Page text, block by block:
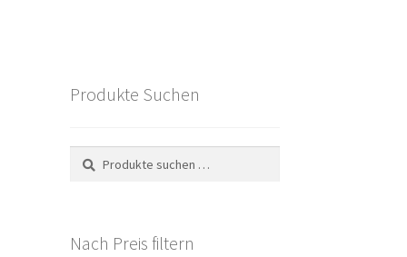
Produkte Suchen
Suchen
nach:
Suchen
Nach Preis filtern